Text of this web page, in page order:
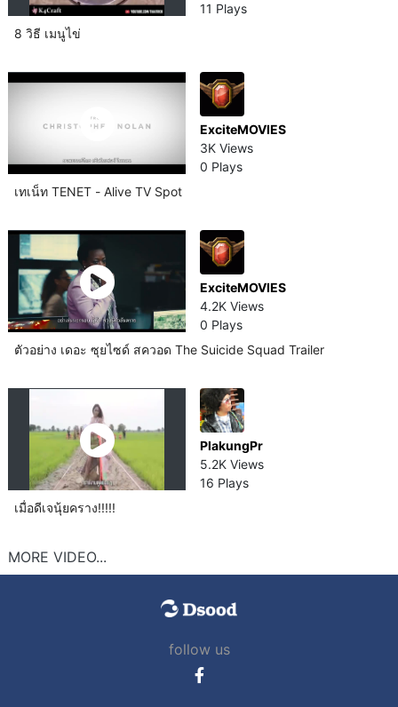
11 Plays
8 วิธี เมนูไข่
ExciteMOVIES
3K Views
0 Plays
เทเน็ท TENET - Alive TV Spot
ExciteMOVIES
4.2K Views
0 Plays
ตัวอย่าง เดอะ ซุยไซด์ สควอด The Suicide Squad Trailer
PlakungPr
5.2K Views
16 Plays
เมื่อดีเจนุ้ยคราง!!!!!
MORE VIDEO...
follow us